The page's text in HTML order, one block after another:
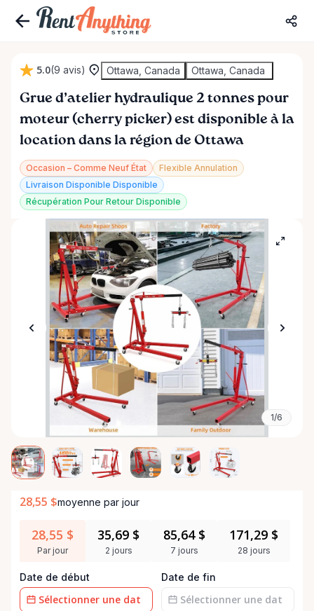
Occasion – Comme Neuf État
Flexible Annulation
Livraison Disponible Disponible
Récupération Pour Retour Disponible
Grue d’atelier hydraulique 2 tonnes pour
moteur (cherry picker) est disponible à la
location dans la région de Ottawa
5.0(9 avis) Ottawa, Canada Ottawa, Canada
1/6
28,55 $moyenne par jour
28,55 $
Par jour
35,69 $
2 jours
85,64 $
7 jours
171,29 $
28 jours
Date de début Date de fin